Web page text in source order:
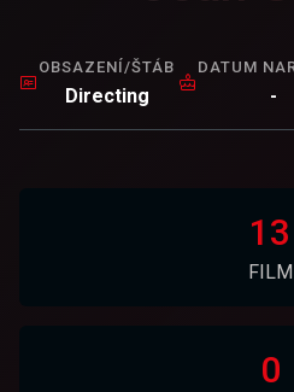
OBSAZENÍ/ŠTÁB
Directing
DATUM
-
13
FILM
0